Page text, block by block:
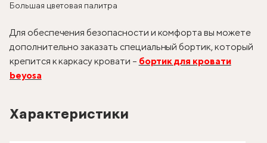
Большая цветовая палитра
Для обеспечения безопасности и комфорта вы можете
дополнительно заказать специальный бортик, который
крепится к каркасу кровати – бортик для кровати
beyosa
Характеристики